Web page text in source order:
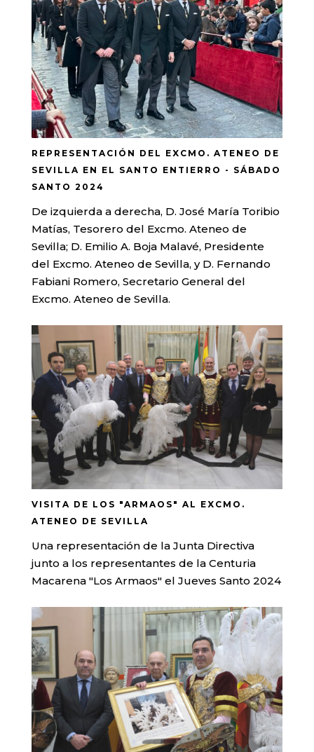
REPRESENTACIÓN DEL EXCMO. ATENEO DE
SEVILLA EN EL SANTO ENTIERRO - SÁBADO
SANTO 2024
De izquierda a derecha, D. José María Toribio
Matías, Tesorero del Excmo. Ateneo de
Sevilla; D. Emilio A. Boja Malavé, Presidente
del Excmo. Ateneo de Sevilla, y D. Fernando
Fabiani Romero, Secretario General del
Excmo. Ateneo de Sevilla.
VISITA DE LOS "ARMAOS" AL EXCMO.
ATENEO DE SEVILLA
Una representación de la Junta Directiva
junto a los representantes de la Centuria
Macarena "Los Armaos" el Jueves Santo 2024